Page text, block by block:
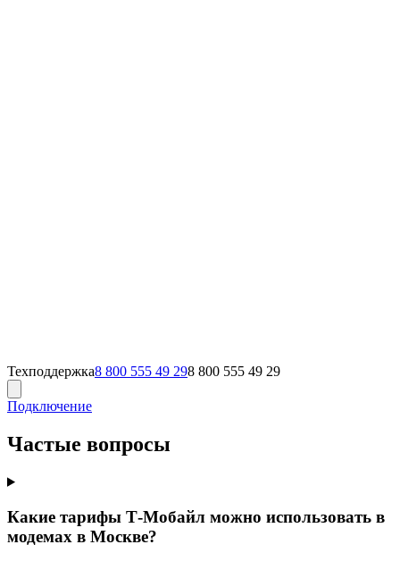
Техподдержка8 800 555 49 298 800 555 49 29
Подключение
Частые вопросы
Какие тарифы Т‑Мобайл можно использовать в
модемах в Москве?